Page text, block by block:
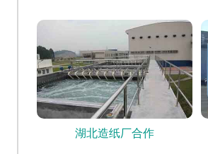
湖北造纸厂合作